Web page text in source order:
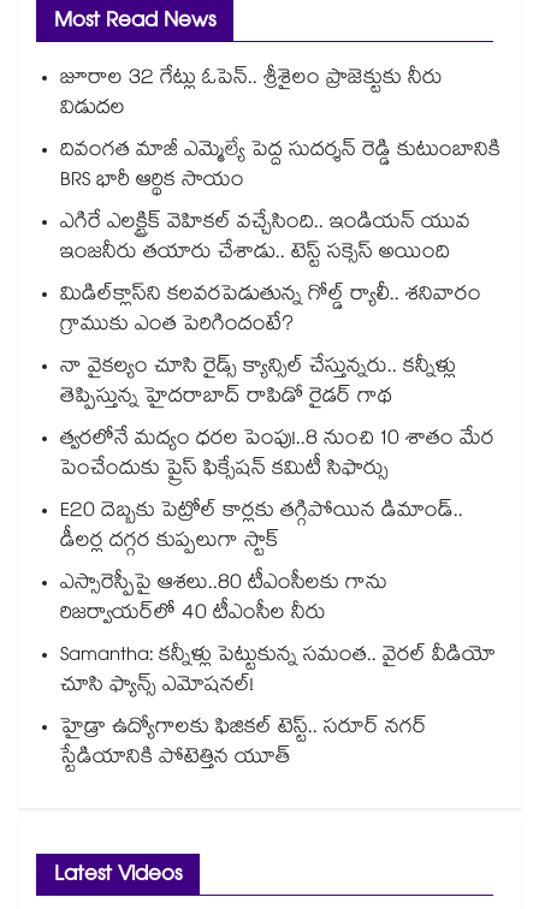
Most Read News
జూరాల 32 గేట్లు ఓపెన్.. శ్రీశైలం ప్రాజెక్టుకు నీరు
విడుదల
దివంగత మాజీ ఎమ్మెల్యే పెద్ద సుదర్శన్ రెడ్డి కుటుంబానికి
BRS భారీ ఆర్థిక సాయం
ఎగిరే ఎలక్ట్రిక్ వెహికల్ వచ్చేసింది.. ఇండియన్ యువ
ఇంజనీరు తయారు చేశాడు.. టెస్ట్ సక్సెస్ అయింది
మిడిల్‌క్లాస్‌ని కలవరపెడుతున్న గోల్డ్ ర్యాలీ.. శనివారం
గ్రాముకు ఎంత పెరిగిందంటే?
నా వైకల్యం చూసి రైడ్స్ క్యాన్సిల్ చేస్తున్నరు.. కన్నీళ్లు
తెప్పిస్తున్న హైదరాబాద్ రాపిడో రైడర్ గాథ
త్వరలోనే మద్యం ధ‌‌ర‌‌ల పెంపు!..8 నుంచి 10 శాతం మేర
పెంచేందుకు ప్రైస్ ఫిక్సేష‌‌న్ క‌‌మిటీ సిఫార్సు
E20 దెబ్బకు పెట్రోల్ కార్లకు తగ్గిపోయిన డిమాండ్..
డీలర్ల దగ్గర కుప్పలుగా స్టాక్
ఎస్సారెస్పీపై ఆశలు..80 టీఎంసీలకు గాను
రిజర్వాయర్‌‌‌‌‌‌‌‌‌‌‌‌‌‌‌‌లో 40 టీఎంసీల నీరు
Samantha: కన్నీళ్లు పెట్టుకున్న సమంత.. వైరల్ వీడియో
చూసి ఫ్యాన్స్ ఎమోషనల్!
హైడ్రా ఉద్యోగాలకు ఫిజికల్ టెస్ట్.. సరూర్ నగర్
స్టేడియానికి పోటెత్తిన యూత్
Latest Videos